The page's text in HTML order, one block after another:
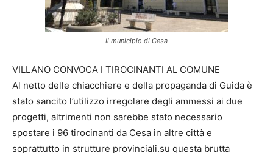
Il municipio di Cesa
VILLANO CONVOCA I TIROCINANTI AL COMUNE
Al netto delle chiacchiere e della propaganda di Guida è
stato sancito l’utilizzo irregolare degli ammessi ai due
progetti, altrimenti non sarebbe stato necessario
spostare i 96 tirocinanti da Cesa in altre città e
soprattutto in strutture provinciali.su questa brutta